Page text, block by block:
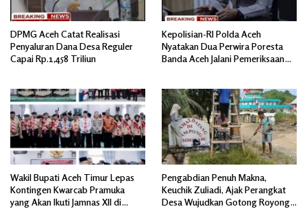
DPMG Aceh Catat Realisasi
Penyaluran Dana Desa Reguler
Capai Rp.1,458 Triliun
Kepolisian-RI Polda Aceh
Nyatakan Dua Perwira Poresta
Banda Aceh Jalani Pemeriksaan
Wakil Bupati Aceh Timur Lepas
Kontingen Kwarcab Pramuka
yang Akan Ikuti Jamnas XII di
Pengabdian Penuh Makna,
Keuchik Zuliadi, Ajak Perangkat
Desa Wujudkan Gotong Royong,